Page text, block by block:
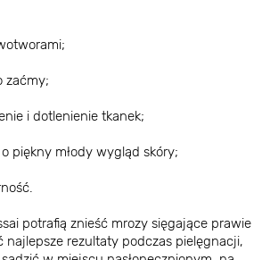
zaćmy;
i dotlenienie tkanek;
piękny młody wygląd skóry;
potrafią znieść mrozy sięgające prawie
najlepsze rezultaty podczas pielęgnacji,